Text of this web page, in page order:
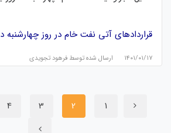
قراردادهای آتی نفت خام در روز چهارشنبه
۱۴۰۱/۰۱/۱۷ ارسال شده توسط فرهود تجویدی
1
2
3
4